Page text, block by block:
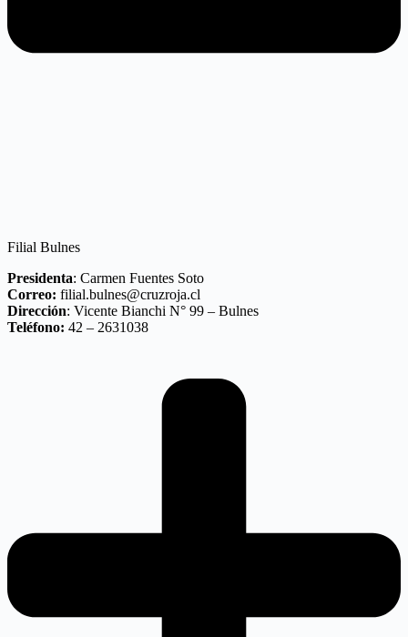
Filial Bulnes
Presidenta: Carmen Fuentes Soto
Correo: filial.bulnes@cruzroja.cl
Dirección: Vicente Bianchi N° 99 – Bulnes
Teléfono: 42 – 2631038